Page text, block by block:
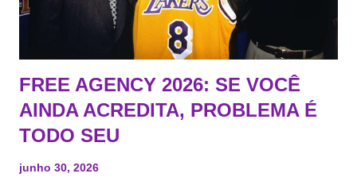
FREE AGENCY 2026: SE VOCÊ
AINDA ACREDITA, PROBLEMA É
TODO SEU
junho 30, 2026